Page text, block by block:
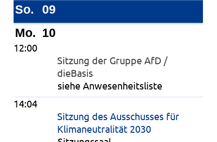
So.
09
Mo. 10
12:00
Sitzung der Gruppe AfD /
dieBasis
siehe Anwesenheitsliste
14:04
Sitzung des Ausschusses für
Klimaneutralität 2030